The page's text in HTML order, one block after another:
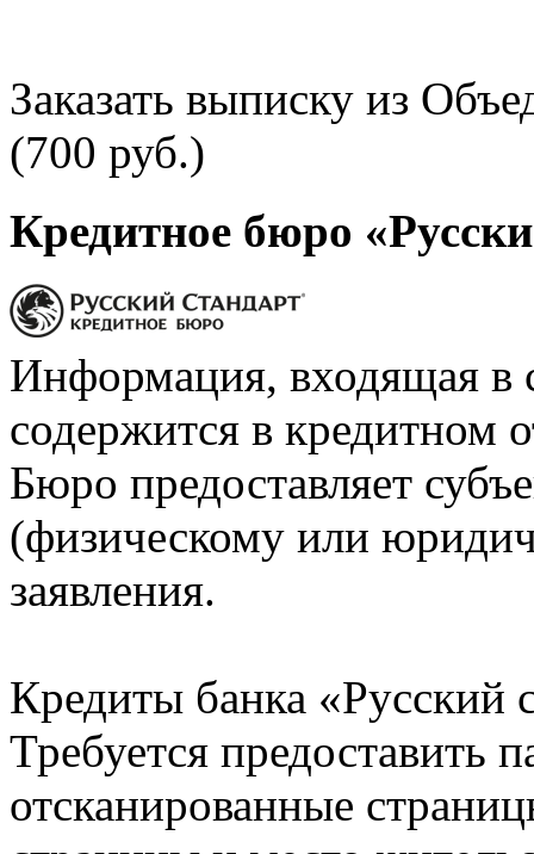
Заказать выписку из
(700 руб.)
Кредитное бюро
Информация, входящая в
содержится в кредитном
Бюро предоставляет
(физическому или
заявления.
Кредиты банка «Русский
Требуется предоставить
отсканированные